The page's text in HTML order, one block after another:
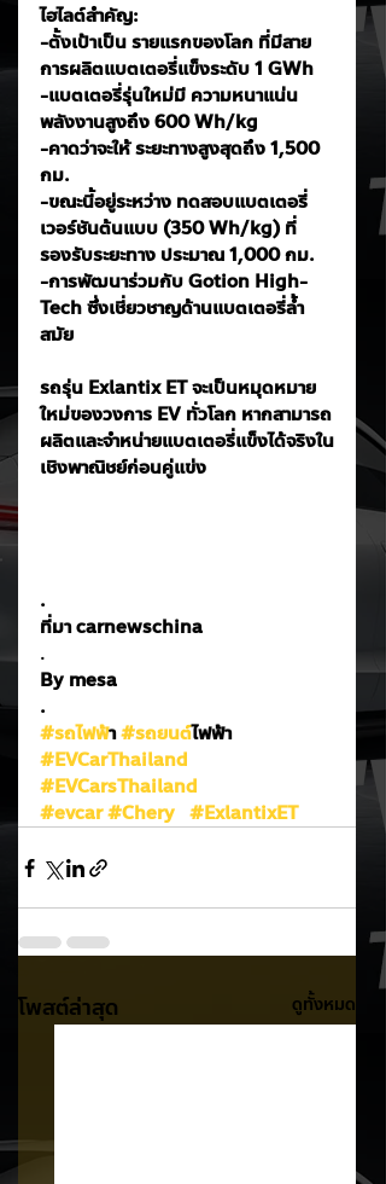
ไฮไลต์สำคัญ:
-ตั้งเป้าเป็น รายแรกของโลก ที่มีสาย
การผลิตแบตเตอรี่แข็งระดับ 1 GWh
-แบตเตอรี่รุ่นใหม่มี ความหนาแน่น
พลังงานสูงถึง 600 Wh/kg
-คาดว่าจะให้ ระยะทางสูงสุดถึง 1,500
กม.
-ขณะนี้อยู่ระหว่าง ทดสอบแบตเตอรี่
เวอร์ชันต้นแบบ (350 Wh/kg) ที่
รองรับระยะทาง ประมาณ 1,000 กม.
-การพัฒนาร่วมกับ Gotion High-
Tech ซึ่งเชี่ยวชาญด้านแบตเตอรี่ล้ำ
สมัย
รถรุ่น Exlantix ET จะเป็นหมุดหมาย
ใหม่ของวงการ EV ทั่วโลก หากสามารถ
ผลิตและจำหน่ายแบตเตอรี่แข็งได้จริงใน
เชิงพาณิชย์ก่อนคู่แข่ง
.
ที่มา carnewschina
.
By mesa
.
#รถไฟฟ้า #รถยนต์ไฟฟ้า
#EVCarThailand
#EVCarsThailand
#evcar#Chery #ExlantixET
โพสต์ล่าสุด ดูทั้งหมด